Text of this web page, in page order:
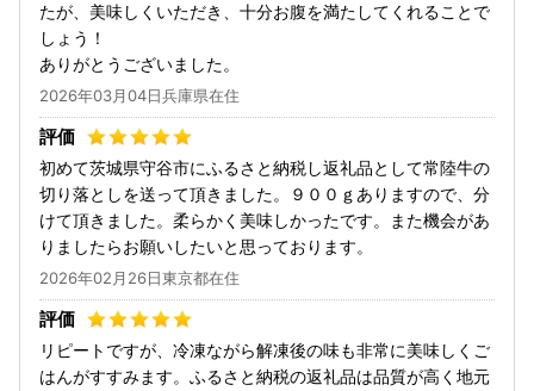
たが、美味しくいただき、十分お腹を満たしてくれることで
しょう！
ありがとうございました。
2026年03月04日兵庫県在住
初めて茨城県守谷市にふるさと納税し返礼品として常陸牛の
切り落としを送って頂きました。９００ｇありますので、分
けて頂きました。柔らかく美味しかったです。また機会があ
りましたらお願いしたいと思っております。
2026年02月26日東京都在住
リピートですが、冷凍ながら解凍後の味も非常に美味しくご
はんがすすみます。ふるさと納税の返礼品は品質が高く地元